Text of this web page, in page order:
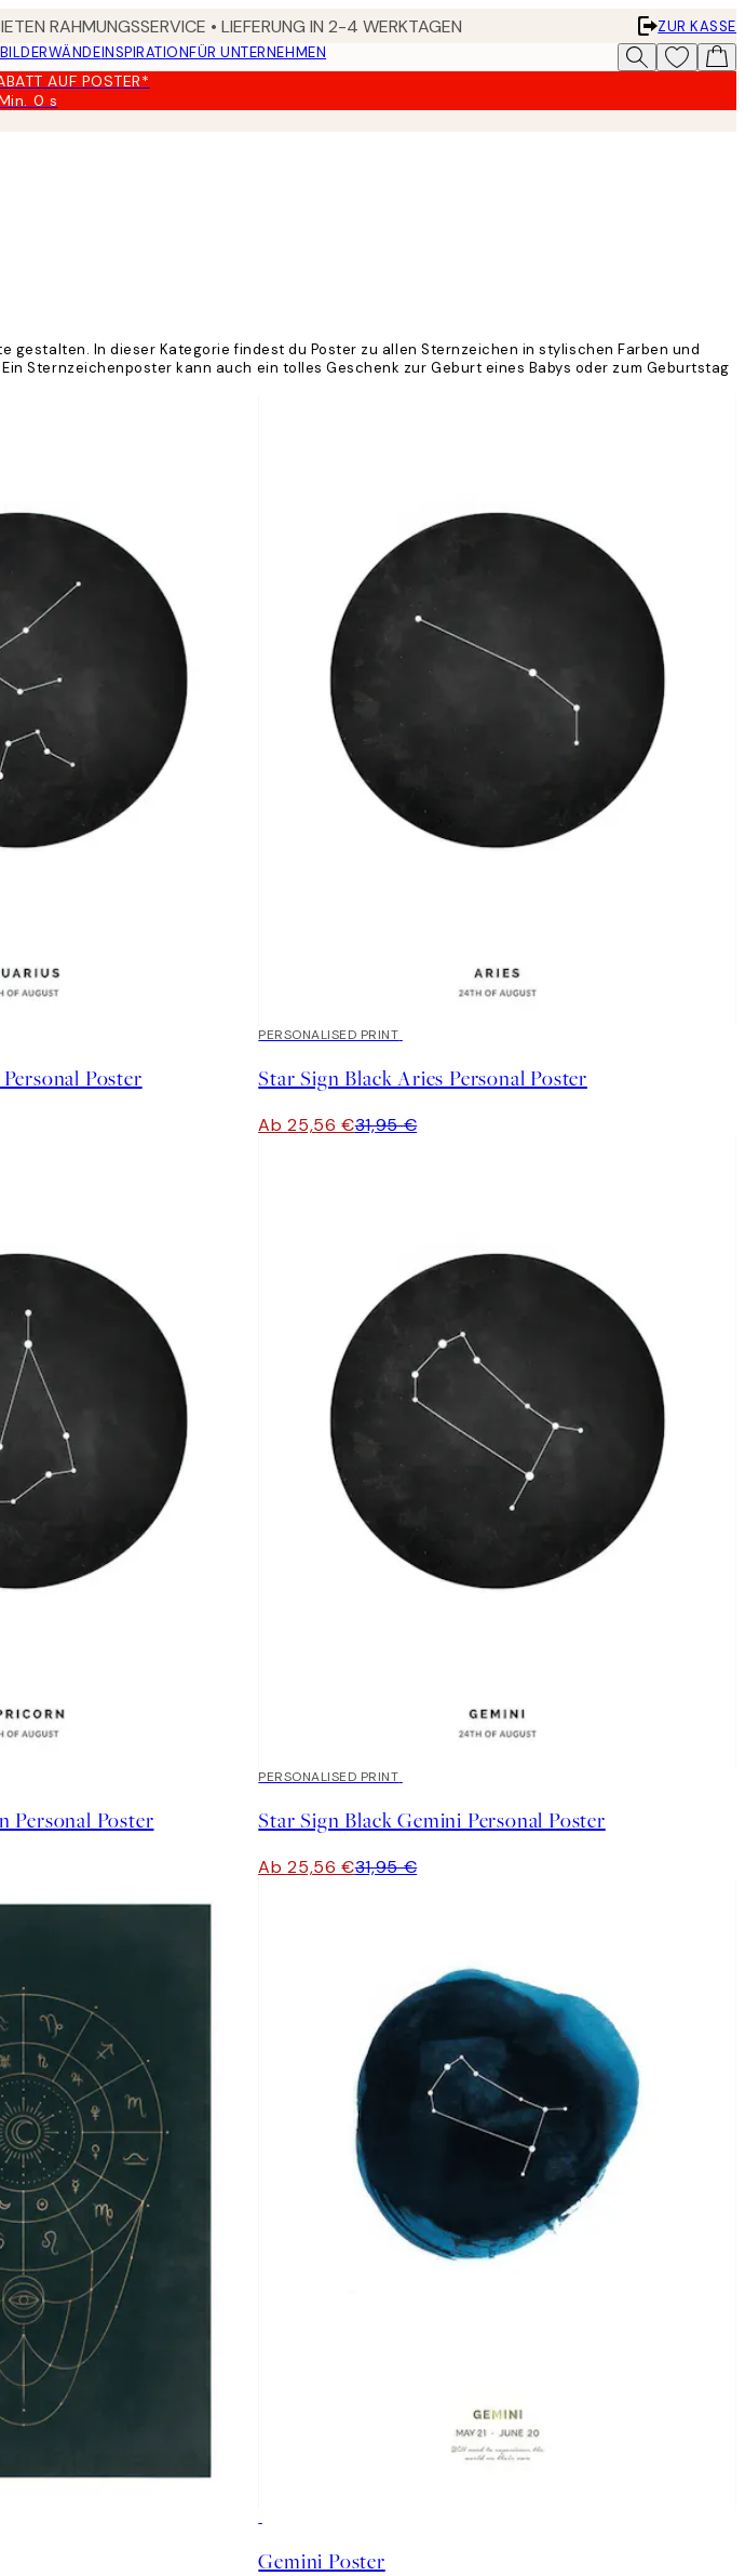
RAHMUNGSSERVICE • LIEFERUNG IN 2-4 WERKTAGEN
ZUR KASSE
BILDERWÄNDEINSPIRATIONFÜR UNTERNEHMEN
AUF POSTER*
0 s
Gültig
In dieser Kategorie findest du Poster zu allen Sternzeichen in stylischen Farben und
Sternzeichenposter kann auch ein tolles Geschenk zur Geburt eines Babys oder zum Geburtstag
Poster
20%*
PERSONALISED PRINT
Star Sign Black Aries Personal Poster
Ab 25,56 €31,95 €
Personal Poster
20%*
PERSONALISED PRINT
Star Sign Black Gemini Personal Poster
Ab 25,56 €31,95 €
Gemini Poster